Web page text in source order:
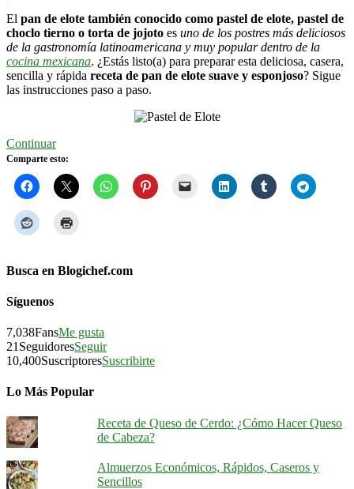
El pan de elote también conocido como pastel de elote, pastel de
choclo tierno o torta de jojoto es uno de los postres más deliciosos
de la gastronomía latinoamericana y muy popular dentro de la
cocina mexicana. ¿Estás listo(a) para preparar esta deliciosa, casera,
sencilla y rápida receta de pan de elote suave y esponjoso? Sigue
las instrucciones paso a paso.
Continuar
Comparte esto:
Busca en Blogichef.com
Síguenos
7,038FansMe gusta
21 SeguidoresSeguir
10,400SuscriptoresSuscribirte
Lo Más Popular
Receta de Queso de Cerdo: ¿Cómo Hacer Queso
de Cabeza?
Almuerzos Económicos, Rápidos, Caseros y
Sencillos